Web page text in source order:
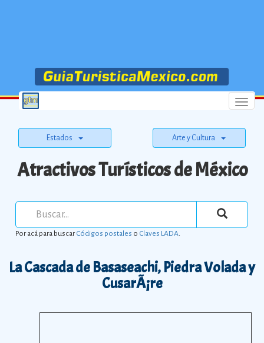
Menu
Estados Arte y Cultura
Atractivos Turísticos de México
Por acá para buscarCódigos postales o Claves LADA.
La Cascada de Basaseachi, Piedra Volada y
CusarÃ¡re